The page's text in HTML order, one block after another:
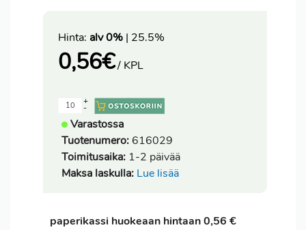
Hinta: alv 0% | 25.5%
0,56€/ KPL
-
+
Varastossa
Tuotenumero: 616029
Toimitusaika: 1-2 päivää
Maksa laskulla: Lue lisää
paperikassi huokeaan hintaan 0,56 €